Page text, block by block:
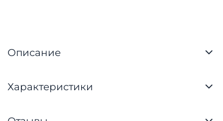
Описание
Характеристики